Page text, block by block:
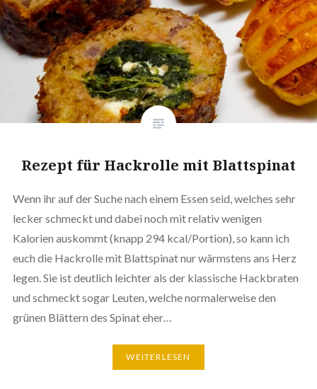
Rezept für Hackrolle mit Blattspinat
Wenn ihr auf der Suche nach einem Essen seid, welches sehr
lecker schmeckt und dabei noch mit relativ wenigen
Kalorien auskommt (knapp 294 kcal/Portion), so kann ich
euch die Hackrolle mit Blatt­spi­nat nur wärmstens ans Herz
legen. Sie ist deutlich leichter als der klas­si­sche Hack­bra­ten
und schmeckt sogar Leuten, welche nor­ma­ler­wei­se den
grünen Blättern des Spinat eher…
WEI­TER­LE­SEN